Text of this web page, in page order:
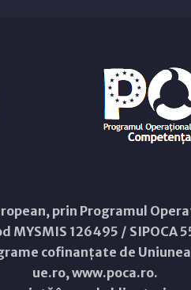
prin Programul
MYSMIS 126495 / SIPOCA
cofinanțate de
ue.ro,www.poca.ro.